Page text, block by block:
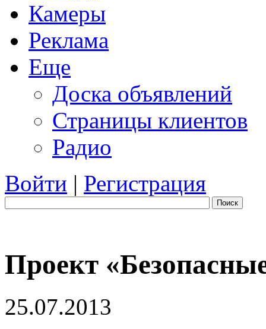
Камеры
Реклама
Еще
Доска объявлений
Страницы клиентов
Радио
Войти | Регистрация
Поиск
Проект
25.07.2013